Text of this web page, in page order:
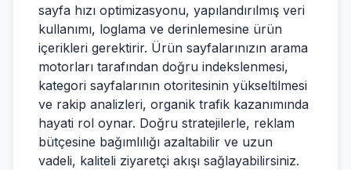
sayfa hızı optimizasyonu, yapılandırılmış veri
kullanımı, loglama ve derinlemesine ürün
içerikleri gerektirir. Ürün sayfalarınızın arama
motorları tarafından doğru indekslenmesi,
kategori sayfalarının otoritesinin yükseltilmesi
ve rakip analizleri, organik trafik kazanımında
hayati rol oynar. Doğru stratejilerle, reklam
bütçesine bağımlılığı azaltabilir ve uzun
vadeli, kaliteli ziyaretçi akışı sağlayabilirsiniz.